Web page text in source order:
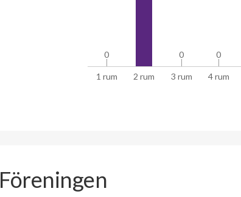
1 rum 2 rum 3 rum 4 rum
0
0 0
0 0
0
Föreningen